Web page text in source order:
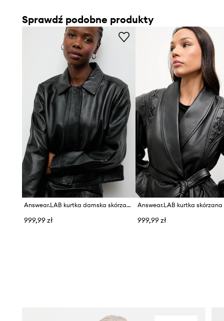
Sprawdź podobne produkty
Answear.LAB kurtka damska skórzana LUMA
999,99 zł
Answear.LAB kurtka skórzana
999,99 zł